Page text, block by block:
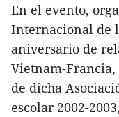
En el evento,
Internacional de
aniversario de
Vietnam-
de dicha
escolar 2002-